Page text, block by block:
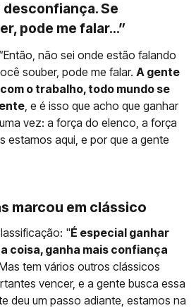
Se
pode me falar...”
não sei onde estão falando
souber, pode me falar. A gente
o trabalho, todo mundo se
, e é isso que acho que ganhar
vez: a força do elenco, a força
estamos aqui, e por que a gente
marcou em clássico
"É especial ganhar
coisa, ganha mais confiança
tem vários outros clássicos
vencer, e a gente busca essa
deu um passo adiante, estamos na